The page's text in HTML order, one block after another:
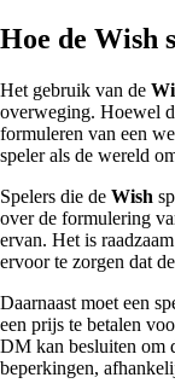
Hoe de Wish
Het gebruik van de
overweging. Hoewel
formuleren van een
speler als de wereld
Spelers die de Wish
over de formulering
ervan. Het is
ervoor te zorgen dat
Daarnaast moet een
een prijs te betalen
DM kan besluiten om
beperkingen,